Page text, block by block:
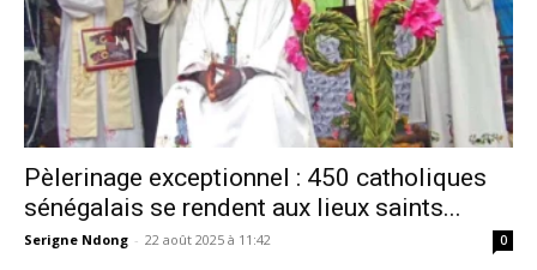
Pèlerinage exceptionnel : 450 catholiques
sénégalais se rendent aux lieux saints...
Serigne Ndong - 22 août 2025 à 11:42 0